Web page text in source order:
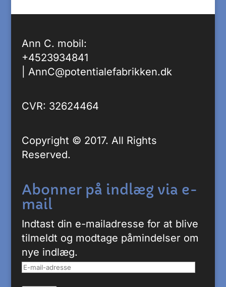
Ann C. mobil:
+4523934841
AnnC@potentialefabrikken.dk
CVR: 32624464
Copyright © 2017. All Rights
Reserved.
Abonner på indlæg via e-
mail
Indtast din e-mailadresse for at blive
tilmeldt og modtage påmindelser om
nye indlæg.
E-